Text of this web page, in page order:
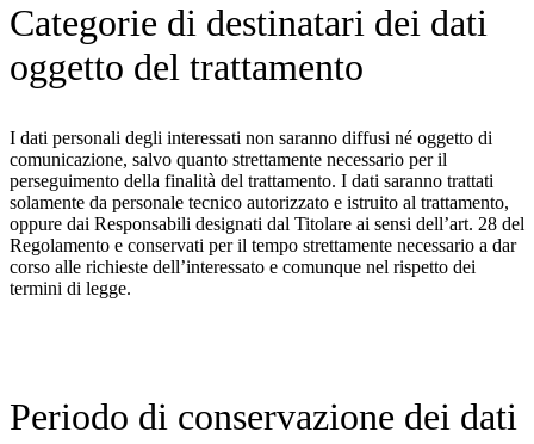
Categorie di destinatari dei dati
oggetto del trattamento
I dati personali degli interessati non saranno diffusi né oggetto di
comunicazione, salvo quanto strettamente necessario per il
perseguimento della finalità del trattamento. I dati saranno trattati
solamente da personale tecnico autorizzato e istruito al trattamento,
oppure dai Responsabili designati dal Titolare ai sensi dell’art. 28 del
Regolamento e conservati per il tempo strettamente necessario a dar
corso alle richieste dell’interessato e comunque nel rispetto dei
termini di legge.
Periodo di conservazione dei dati